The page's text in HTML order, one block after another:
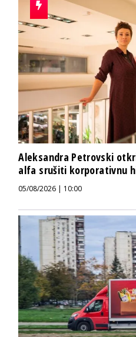
Aleksandra Petrovski
alfa srušiti korporativnu
05/08/2026 | 10:00